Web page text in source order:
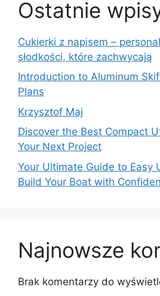
Ostatnie
Cukierki z napisem –
słodkości, które zachwycają
Introduction to Aluminum
Plans
Krzysztof Maj
Discover the Best Compact
Your Next Project
Your Ultimate Guide to Easy
Build Your Boat with
Najnowsze
Brak komentarzy do